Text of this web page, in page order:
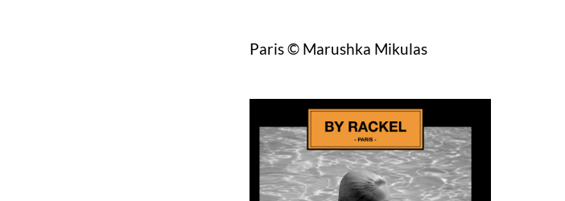
Paris © Marushka Mikulas